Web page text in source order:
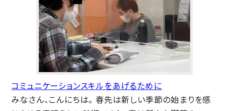
コミュニケーションスキルをあげるために
みなさん、こんにちは。 春先は新しい季節の始まりを感